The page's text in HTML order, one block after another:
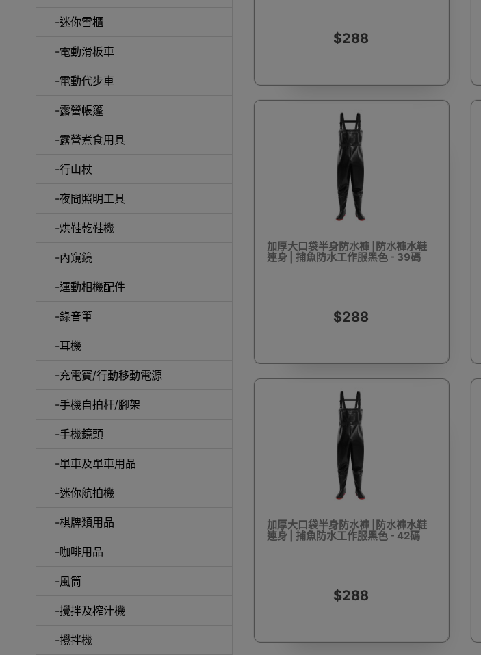
-迷你雪櫃
-電動滑板車
-電動代步車
-露營帳篷
-露營煮食用具
-行山杖
-夜間照明工具
-烘鞋乾鞋機
-內窺鏡
-運動相機配件
-錄音筆
-耳機
-充電寶/行動移動電源
-手機自拍杆/腳架
-手機鏡頭
-單車及單車用品
-迷你航拍機
-棋牌類用品
-咖啡用品
-風筒
-攪拌及榨汁機
-攪拌機
懶人梳化/榻榻米梳化
護目鏡 除塵蟎機 電池產品
成人滑板車
$288
加厚大口袋半身防水褲 |防水褲水鞋
連身 | 捕魚防水工作服黑色 - 39碼
$288
加厚大口袋半身防水褲 |防水褲水鞋
連身 | 捕魚防水工作服黑色 - 42碼
$288